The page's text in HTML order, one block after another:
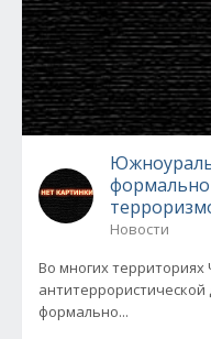
формально
Новости
Во многих территориях
антитеррористической
формально...